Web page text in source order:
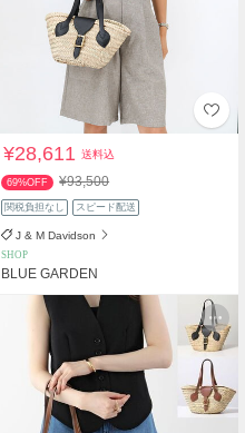
¥28,611送料込
69%OFF ¥93,500
関税負担なし スピード配送
J & M Davidson
SHOP
BLUE GARDEN